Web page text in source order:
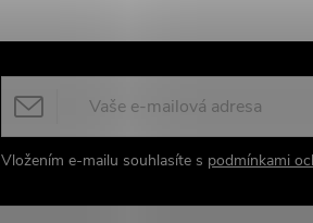
Vložením e-mailu souhlasíte s podmínkami